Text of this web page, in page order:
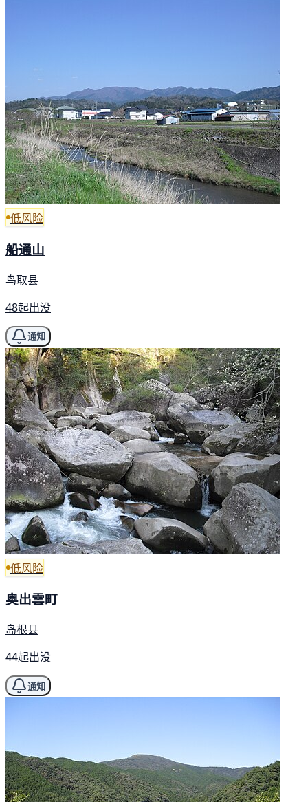
低风险
船通山
鸟取县
48起出没
通知
低风险
奥出雲町
岛根县
44起出没
通知